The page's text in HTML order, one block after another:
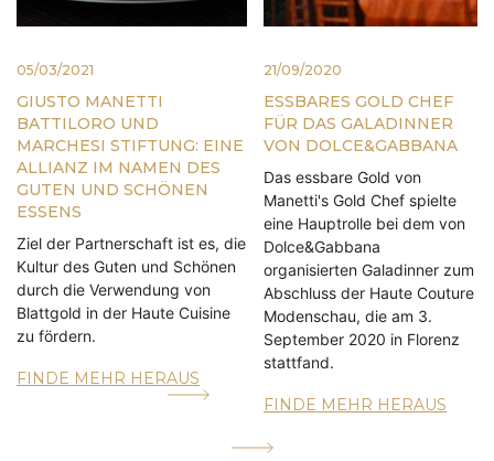
05/03/2021
GIUSTO MANETTI
BATTILORO UND
MARCHESI STIFTUNG: EINE
ALLIANZ IM NAMEN DES
GUTEN UND SCHÖNEN
ESSENS
Ziel der Partnerschaft ist es, die
Kultur des Guten und Schönen
durch die Verwendung von
Blattgold in der Haute Cuisine
zu fördern.
FINDE MEHR HERAUS
21/09/2020
ESSBARES GOLD CHEF
FÜR DAS GALADINNER
VON DOLCE&GABBANA
Das essbare Gold von
Manetti's Gold Chef spielte
eine Hauptrolle bei dem von
Dolce&Gabbana
organisierten Galadinner zum
Abschluss der Haute Couture
Modenschau, die am 3.
September 2020 in Florenz
stattfand.
FINDE MEHR HERAUS